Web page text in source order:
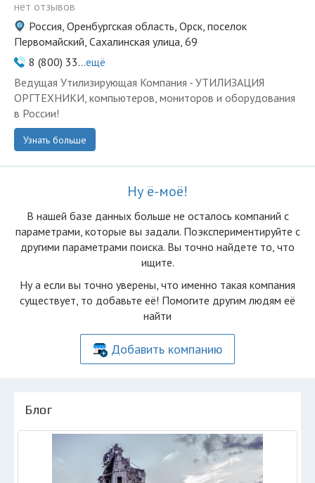
нет отзывов
Россия, Оренбургская область, Орск, поселок
Первомайский, Сахалинская улица, 69
8 (800) 33...ещё
Ведущая Утилизирующая Компания - УТИЛИЗАЦИЯ
ОРГТЕХНИКИ, компьютеров, мониторов и оборудования
в России!
Узнать больше
Ну ё-моё!
В нашей базе данных больше не осталоcь компаний с
параметрами, которые вы задали. Поэкспериментируйте с
другими параметрами поиска. Вы точно найдете то, что
ищите.
Ну а если вы точно уверены, что именно такая компания
существует, то добавьте её! Помогите другим людям её
найти
Добавить компанию
Блог